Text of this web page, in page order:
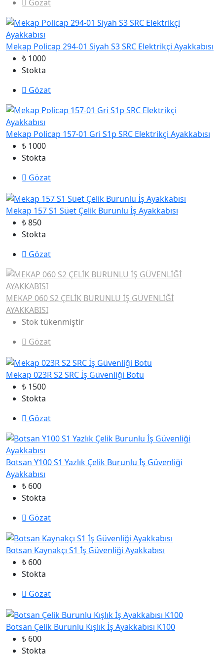
Gözat
Mekap Policap 294-01 Siyah S3 SRC Elektrikçi Ayakkabısı
₺ 1000
Stokta
Gözat
Mekap Policap 157-01 Gri S1p SRC Elektrikçi Ayakkabısı
₺ 1000
Stokta
Gözat
Mekap 157 S1 Süet Çelik Burunlu İş Ayakkabısı
₺ 850
Stokta
Gözat
MEKAP 060 S2 ÇELİK BURUNLU İŞ GÜVENLİĞİ
AYAKKABISI
Stok tükenmiştir
Gözat
Mekap 023R S2 SRC İş Güvenliği Botu
₺ 1500
Stokta
Gözat
Botsan Y100 S1 Yazlık Çelik Burunlu İş Güvenliği
Ayakkabısı
₺ 600
Stokta
Gözat
Botsan Kaynakçı S1 İş Güvenliği Ayakkabısı
₺ 600
Stokta
Gözat
Botsan Çelik Burunlu Kışlık İş Ayakkabısı K100
₺ 600
Stokta